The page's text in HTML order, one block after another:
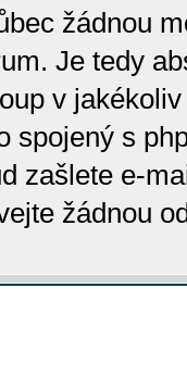
žádnou
Je tedy
v
spojený s
zašlete e-
žádnou